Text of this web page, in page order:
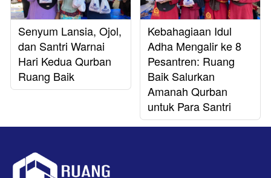
Senyum Lansia, Ojol,
dan Santri Warnai
Hari Kedua Qurban
Ruang Baik
Kebahagiaan Idul
Adha Mengalir ke 8
Pesantren: Ruang
Baik Salurkan
Amanah Qurban
untuk Para Santri